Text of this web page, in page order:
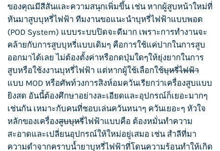
ของคุณมีสีสันและความสนุกเพิ่มขึ้น เช่น หากผู้สูบหน้าใหม่ที่
หันมาสูบบุหรี่ไฟฟ้า ทีมงานขอแนะนำบุหรี่ไฟฟ้าแบบพอด
(POD System) แบบระบบปิดจะดีมาก เพราะการทำงานจะ
คล้ายกับการสูบบุหรี่แบบเดิมๆ คือการใช้แค่ปากในการสูบ
ออกมาได้เลย ไม่ต้องตั้งค่าหรือกดปุ่มใดๆให้ยุ่งยากในการ
สูบหรือใช้งงานบุหรี่ไฟฟ้า แต่หากผู้ใช้เลือกใช้บุหรี่ไฟฟ้า
แบบ MOD หรือศัพท์วงการสิงห์อมควันเรียกว่าเครื่องสูบแบบ
ยิงสด อันนี้ต้องศึกษาอย่างละเอียดและอุปกรณ์ก็เยอะมากๆ
เช่นกัน เหมาะกับคนที่ชอบเล่นควันหนาๆ ควันเยอะๆ หัวใจ
หลักของเครื่องสูบบุหรี่ไฟฟ้าแบบคือ ต้องหมั่นทำความ
สะอาดและเปลี่ยนอุปกรณ์ให้ใหม่อยู่เสมอ เช่น สำลีที่มา
ความดำจากคราบน้ำยาบุหรี่ไฟฟ้าที่โดนความร้อนทำให้เกิด